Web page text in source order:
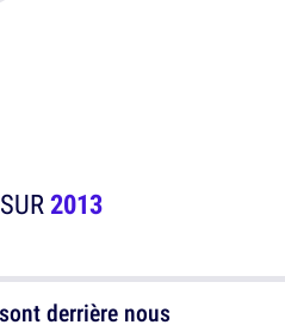
2013
derrière nous